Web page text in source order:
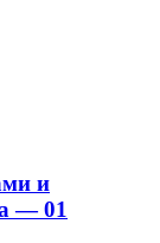
и
— 01